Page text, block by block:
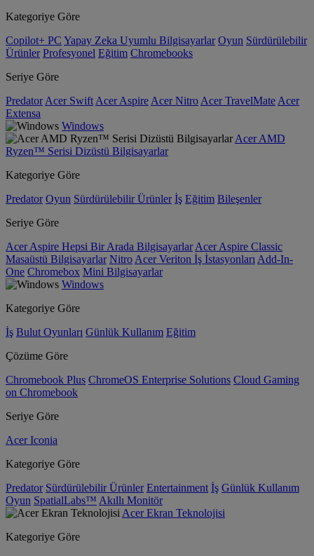
Kategoriye Göre
Copilot+ PC Yapay Zeka Uyumlu Bilgisayarlar Oyun Sürdürülebilir
Ürünler Profesyonel Eğitim Chromebooks
Seriye Göre
Predator Acer Swift Acer Aspire Acer Nitro Acer TravelMate Acer
Extensa
Windows
Acer AMD
Ryzen™ Serisi Dizüstü Bilgisayarlar
Kategoriye Göre
Predator Oyun Sürdürülebilir Ürünler İş Eğitim Bileşenler
Seriye Göre
Acer Aspire Hepsi Bir Arada Bilgisayarlar Acer Aspire Classic
Masaüstü Bilgisayarlar Nitro Acer Veriton İş İstasyonları Add-In-
One Chromebox Mini Bilgisayarlar
Windows
Kategoriye Göre
İş Bulut Oyunları Günlük Kullanım Eğitim
Çözüme Göre
Chromebook Plus ChromeOS Enterprise Solutions Cloud Gaming
on Chromebook
Seriye Göre
Acer Iconia
Kategoriye Göre
Predator Sürdürülebilir Ürünler Entertainment İş Günlük Kullanım
Oyun SpatialLabs™ Akıllı Monitör
Acer Ekran Teknolojisi
Kategoriye Göre